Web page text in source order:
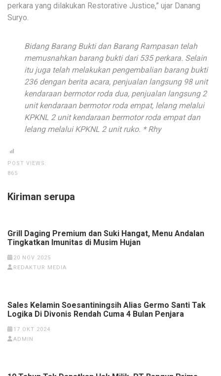
perkara yang dilakukan Restorative Justice,” ujar Danang
Suryo.
Bidang Barang Bukti dan Barang Rampasan telah
memusnahkan barang bukti dari 535 perkara. Selain
itu juga telah melakukan pengembalian barang bukti
236 dengan berita acara, penjualan langsung 98 unit
kendaraan bermotor roda dua, penjualan langsung 2
unit kendaraan bermotor roda empat, lelang melalui
KPKNL 2 unit kendaraan bermotor roda empat dan
lelang melalui KPKNL 2 unit ruko. * Rhy
POST VIEWS:
865
Kiriman serupa
Grill Daging Premium dan Suki Hangat, Menu Andalan
Tingkatkan Imunitas di Musim Hujan
20 NOV 2025
REDAKTUR MEDIA
Sales Kelamin Soesantiningsih Alias Germo Santi Tak
Logika Di Divonis Rendah Cuma 4 Bulan Penjara
17 OKT 2024
ADMIN